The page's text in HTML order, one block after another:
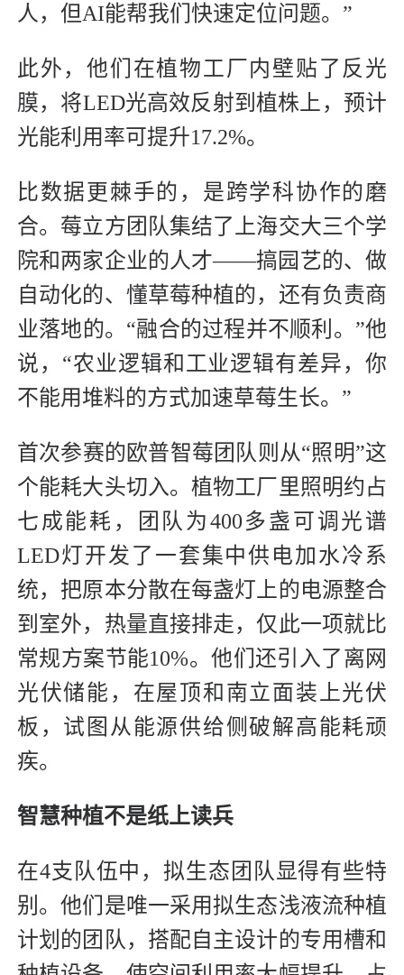
人，但AI能帮我们快速定位问题。”
此外，他们在植物工厂内壁贴了反光
膜，将LED光高效反射到植株上，预计
光能利用率可提升17.2%。
比数据更棘手的，是跨学科协作的磨
合。莓立方团队集结了上海交大三个学
院和两家企业的人才——搞园艺的、做
自动化的、懂草莓种植的，还有负责商
业落地的。“融合的过程并不顺利。”他
说，“农业逻辑和工业逻辑有差异，你
不能用堆料的方式加速草莓生长。”
首次参赛的欧普智莓团队则从“照明”这
个能耗大头切入。植物工厂里照明约占
七成能耗，团队为400多盏可调光谱
LED灯开发了一套集中供电加水冷系
统，把原本分散在每盏灯上的电源整合
到室外，热量直接排走，仅此一项就比
常规方案节能10%。他们还引入了离网
光伏储能，在屋顶和南立面装上光伏
板，试图从能源供给侧破解高能耗顽
疾。
智慧种植不是纸上读兵
在4支队伍中，拟生态团队显得有些特
别。他们是唯一采用拟生态浅液流种植
计划的团队，搭配自主设计的专用槽和